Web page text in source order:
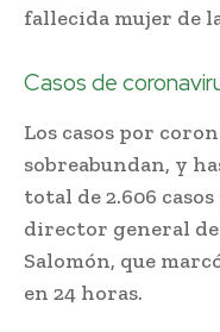
fallecida mujer de
Casos de
Los casos por
sobreabundan, y
total de 2.606
director general de
Salomón, que
en 24 horas.